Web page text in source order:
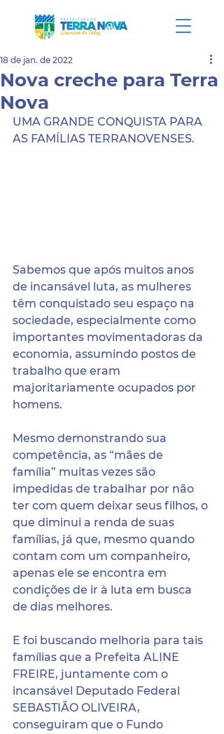
Nova creche para Terra
Nova
18 de jan. de 2022
UMA GRANDE CONQUISTA PARA
AS FAMÍLIAS TERRANOVENSES.
​Sabemos que após muitos anos
de incansável luta, as mulheres
têm conquistado seu espaço na
sociedade, especialmente como
importantes movimentadoras da
economia, assumindo postos de
trabalho que eram
majoritariamente ocupados por
homens.
​Mesmo demonstrando sua
competência, as “mães de
família” muitas vezes são
impedidas de trabalhar por não
ter com quem deixar seus filhos, o
que diminui a renda de suas
famílias, já que, mesmo quando
contam com um companheiro,
apenas ele se encontra em
condições de ir à luta em busca
de dias melhores.
​E foi buscando melhoria para tais
famílias que a Prefeita ALINE
FREIRE, juntamente com o
incansável Deputado Federal
SEBASTIÃO OLIVEIRA,
conseguiram que o Fundo